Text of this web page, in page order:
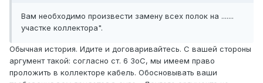
Вам необходимо произвести замену всех полок на .......
участке коллектора".
Обычная история. Идите и договаривайтесь. С вашей стороны
аргумент такой: согласно ст. 6 ЗоС, мы имеем право
проложить в коллекторе кабель. Обосновывать ваши